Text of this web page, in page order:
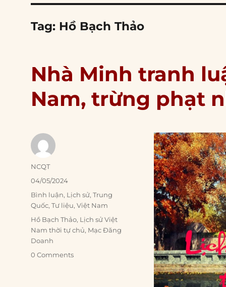
Tag: Hồ Bạch Thảo
Nhà Minh tranh
Nam, trừng phạt
Author
NCQT
Posted
on
04/05/2024
Categories
Bình luận, Lịch sử,Trung
Quốc,Tư liệu,Việt Nam
Tags
Hồ Bạch Thảo, Lịch sử Việt
Nam thời tự chủ, Mạc Đăng
Doanh
0 Comments